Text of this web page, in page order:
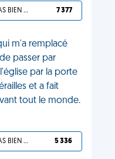
TU L'AS BIEN MÉRITÉ 7 377
m'a remplacé
passer par
par la porte
et a fait
tout le monde.
TU L'AS BIEN MÉRITÉ 5 336